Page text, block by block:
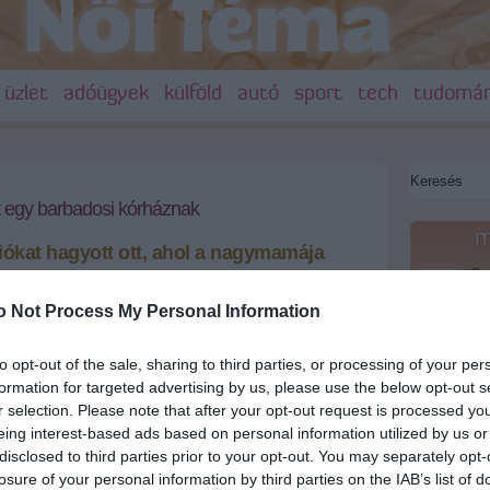
Not Process My Personal Information
opt-out of the sale, sharing to third parties, or processing of your
for targeted advertising by us, please use the below opt-out
selection. Please note that after your opt-out request is processed
interest-based ads based on personal information utilized by us
to third parties prior to your opt-out. You may separately
of your personal information by third parties on the IAB’s list of
üzlet adóügyek külföld autó sport tech
barbadosi kórháznak
hagyott ott, ahol a nagymamája
származású énekesnő 1,75 millió dollárt
+ -
szerint a kedvezményezett az a klinika, ahol
a sztár nagymamája, Clara 'Dolly' Braithwaite.
A
16:21